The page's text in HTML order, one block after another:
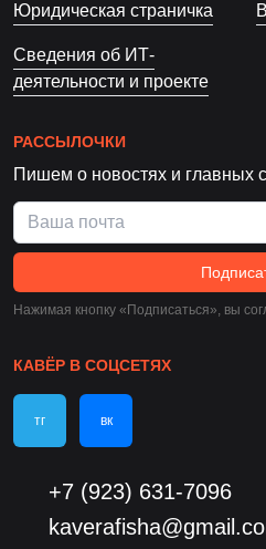
Юридическая страничка
Сведения об ИТ-
деятельности и проекте
РАССЫЛОЧКИ
Пишем о новостях и главных
Нажимая кнопку «Подписаться», вы
КАВЁР В СОЦСЕТЯХ
тг вк
+7 (923) 631-7096